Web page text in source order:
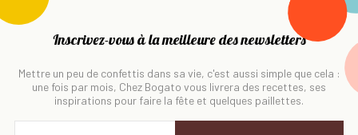
Inscrivez-vous à la meilleure des newsletters
Mettre un peu de confettis dans sa vie, c'est aussi simple que cela :
une fois par mois, Chez Bogato vous livrera des recettes, ses
inspirations pour faire la fête et quelques paillettes.